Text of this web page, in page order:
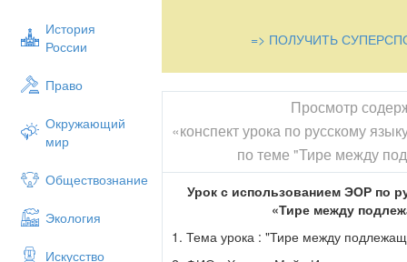
История
России
Право
Окружающий
мир
Обществознание
Экология
Искусство
=> ПОЛУЧИТЬ
Просмотр
«конспект урока по русскому
по теме "Тире между
Урок с использованием ЭОР по
«Тире между
1. Тема урока : "Тире между